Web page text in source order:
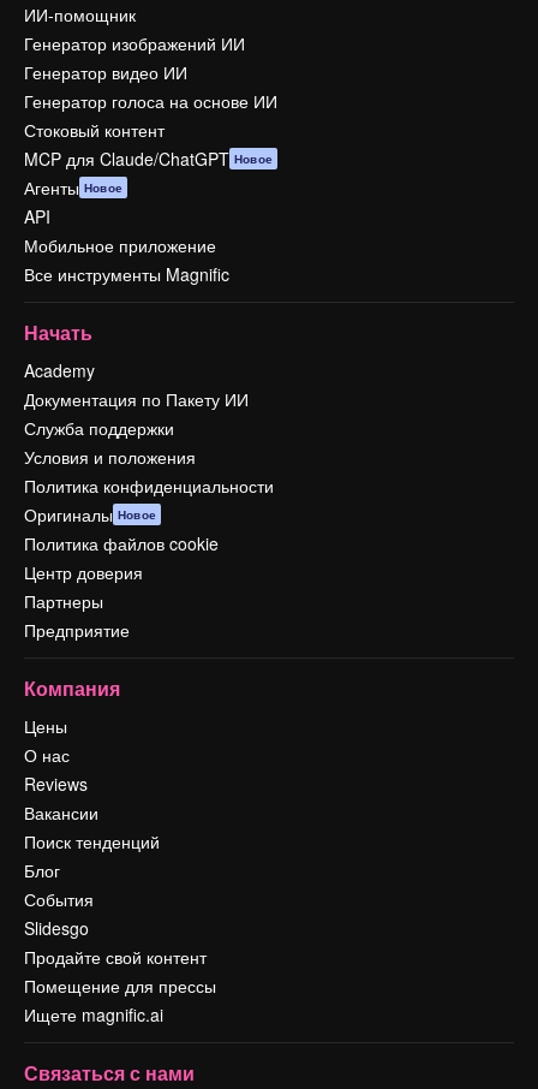
ИИ-помощник
Генератор изображений ИИ
Генератор видео ИИ
Генератор голоса на основе ИИ
Стоковый контент
MCP для Claude/ChatGPT Новое
Агенты Новое
API
Мобильное приложение
Все инструменты Magnific
Начать
Academy
Документация по Пакету ИИ
Служба поддержки
Условия и положения
Политика конфиденциальности
Оригиналы Новое
Политика файлов cookie
Центр доверия
Партнеры
Предприятие
Компания
Цены
О нас
Reviews
Вакансии
Поиск тенденций
Блог
События
Slidesgo
Продайте свой контент
Помещение для прессы
Ищете magnific.ai
Связаться с нами